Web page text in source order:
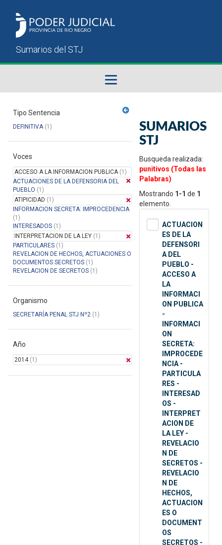
Sumarios del STJ
Manual del Usuario
Tipo Sentencia
DEFINITIVA(1)
Voces
ACCESO A LA INFORMACION PUBLICA(1)
ACTUACIONES DE LA DEFENSORIA DEL
PUEBLO (1)
ATIPICIDAD (1)
INFORMACION SECRETA: IMPROCEDENCIA
(1)
INTERESADOS (1)
INTERPRETACION DE LA LEY (1)
PARTICULARES (1)
REVELACION DE HECHOS, ACTUACIONES O
DOCUMENTOS SECRETOS (1)
REVELACION DE SECRETOS (1)
Organismo
SECRETARÍA PENAL STJ Nº2 (1)
Año
2014(1)
SUMARIOS
STJ
Busqueda realizada:
punitivos (Todas las
Palabras)
Mostrando 1-1 de 1
elemento.
ACTUACION
ES DE LA
DEFENSORI
A DEL
PUEBLO -
ACCESO A
LA
INFORMACI
ON PUBLICA
-
INFORMACI
ON
SECRETA:
IMPROCEDE
NCIA -
PARTICULA
RES -
INTERESAD
OS -
INTERPRET
ACION DE
LA LEY -
REVELACIO
N DE
SECRETOS -
REVELACIO
N DE
HECHOS,
ACTUACION
ES O
DOCUMENT
OS
SECRETOS -